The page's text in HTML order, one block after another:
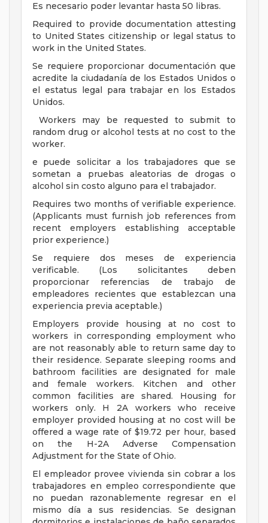
Es necesario poder levantar hasta 50 libras.
Required to provide documentation attesting
to United States citizenship or legal status to
work in the United States.
Se requiere proporcionar documentación que
acredite la ciudadanía de los Estados Unidos o
el estatus legal para trabajar en los Estados
Unidos.
Workers may be requested to submit to
random drug or alcohol tests at no cost to the
worker.
e puede solicitar a los trabajadores que se
sometan a pruebas aleatorias de drogas o
alcohol sin costo alguno para el trabajador.
Requires two months of verifiable experience.
(Applicants must furnish job references from
recent employers establishing acceptable
prior experience.)
Se requiere dos meses de experiencia
verificable. (Los solicitantes deben
proporcionar referencias de trabajo de
empleadores recientes que establezcan una
experiencia previa aceptable.)
Employers provide housing at no cost to
workers in corresponding employment who
are not reasonably able to return same day to
their residence. Separate sleeping rooms and
bathroom facilities are designated for male
and female workers. Kitchen and other
common facilities are shared. Housing for
workers only. H 2A workers who receive
employer provided housing at no cost will be
offered a wage rate of $19.72 per hour, based
on the H-2A Adverse Compensation
Adjustment for the State of Ohio.
El empleador provee vivienda sin cobrar a los
trabajadores en empleo correspondiente que
no puedan razonablemente regresar en el
mismo día a sus residencias. Se designan